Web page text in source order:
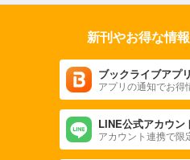
新刊やお得な情報
ブックライブアプリ
アプリの通知でお得
LINE公式アカウン
アカウント連携で限